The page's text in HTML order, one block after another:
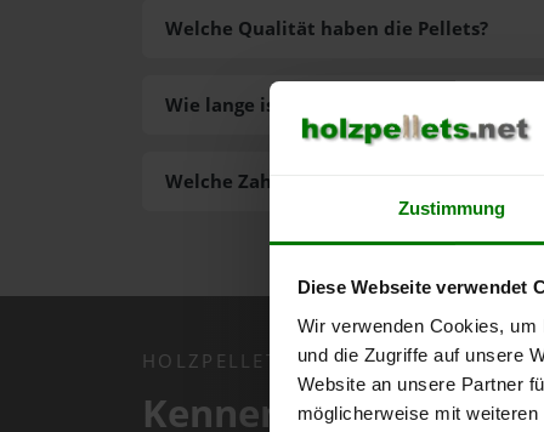
Zustimmung
Diese Webseite verwendet
Wir verwenden Cookies,
und die Zugriffe auf unsere
Website an unsere Partner
möglicherweise mit
Welche Zahlungsarten gibt es?
Welche Qualität haben die Pellets?
Wie lange ist die Lieferzeit der Pellets?
HOLZPELLETS.NET APP
Kennen Sie schon